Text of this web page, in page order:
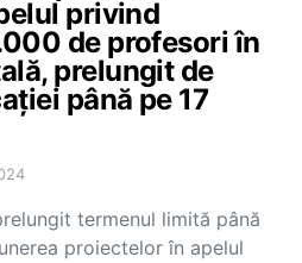
privind
de profesori în
prelungit de
până pe 17
termenul limită până
proiectelor în apelul